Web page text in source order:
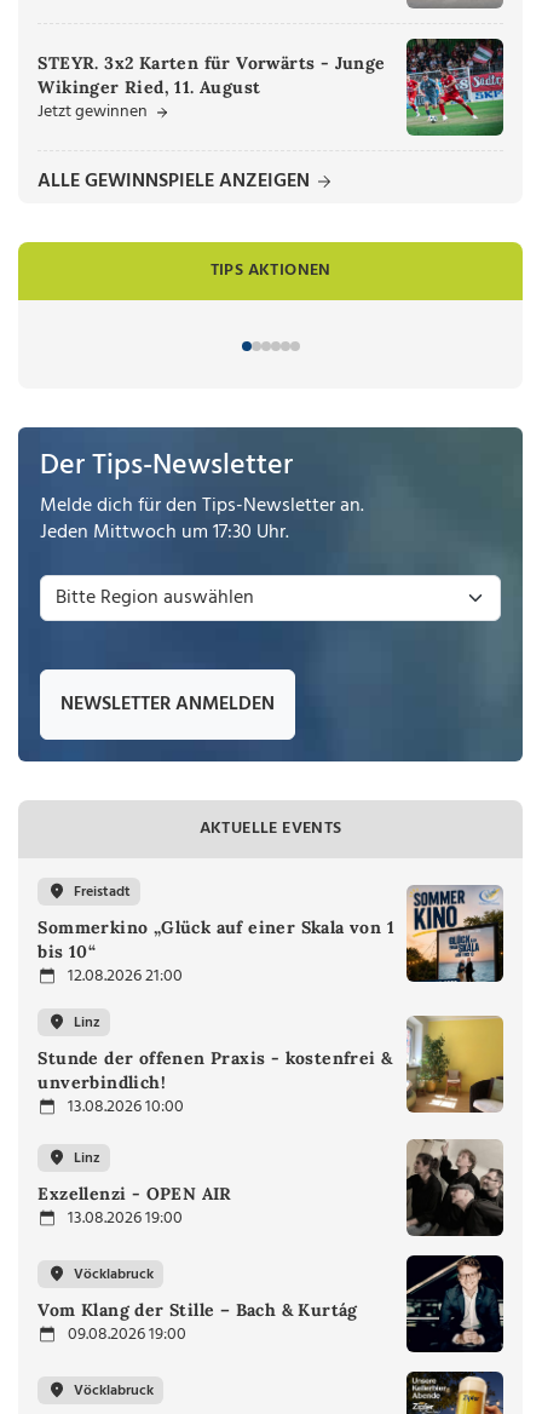
STEYR. 3x2 Karten für Vorwärts - Junge
Wikinger Ried, 11. August
Jetzt gewinnen
ALLE GEWINNSPIELE ANZEIGEN
TIPS AKTIONEN
Der Tips-Newsletter
Melde dich für den Tips-Newsletter an.
Jeden Mittwoch um 17:30 Uhr.
NEWSLETTER ANMELDEN
AKTUELLE EVENTS
Freistadt
Sommerkino „Glück auf einer Skala von 1
bis 10“
12.08.2026 21:00
Linz
Stunde der offenen Praxis - kostenfrei &
unverbindlich!
13.08.2026 10:00
Linz
Exzellenzi - OPEN AIR
13.08.2026 19:00
Vöcklabruck
Vom Klang der Stille – Bach & Kurtág
09.08.2026 19:00
Vöcklabruck